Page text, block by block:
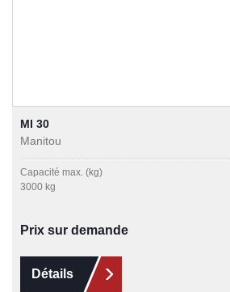
MI 30
Manitou
Capacité max. (kg)
3000 kg
Prix sur demande
Détails